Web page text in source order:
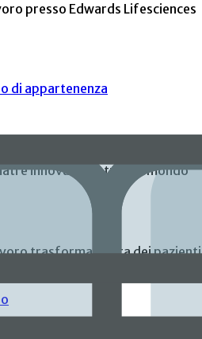
presso Edwards Lifesciences
di appartenenza
e innovativi in ​​tutto il mondo
trasforma la vita dei pazienti